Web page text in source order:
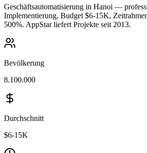
Geschäftsautomatisierung in Hanoi —
Implementierung, Budget $6-15K,
500%. AppStar liefert Projekte seit 2013.
Bevölkerung
8.100.000
Durchschnitt
$6-15K